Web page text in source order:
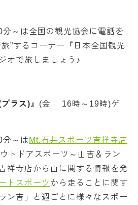
～は全国の観光協会に電話を
”するコーナー『日本全国観光
オで旅しましょう♪
ラス)』 (金 16時～19時)ゲ
～は Mt.石井スポーツ吉祥寺店
トドアスポーツ～山吉＆ラン
祥寺店から山に関する情報を発
トスポーツ から走ることに関す
ン吉」と週ごとに様々なスポー